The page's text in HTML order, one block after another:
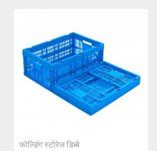
फोल्डिंग स्टोरेज डिब्बे